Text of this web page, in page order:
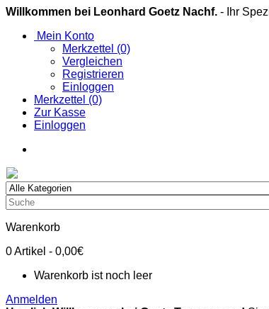
Willkommen bei Leonhard Goetz Nachf. - Ihr
Mein Konto
Merkzettel (0)
Vergleichen
Registrieren
Einloggen
Merkzettel (0)
Zur Kasse
Einloggen
Warenkorb
0Artikel - 0,00€
Warenkorb ist noch leer
Anmelden